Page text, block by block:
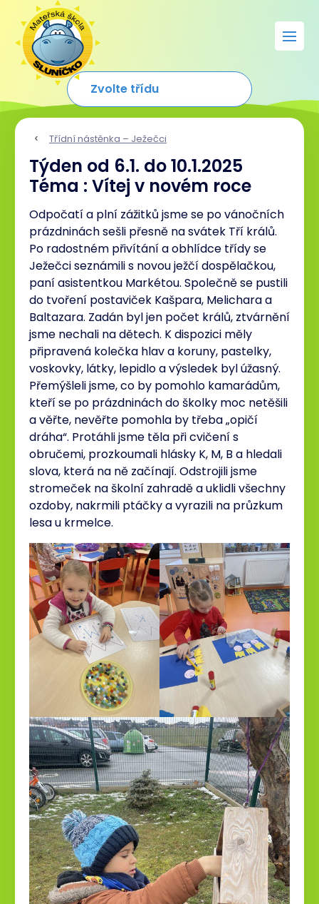
Třídní nástěnka – Ježečci
Týden od 6.1. do 10.1.2025
Téma : Vítej v novém roce
Odpočatí a plní zážitků jsme se po vánočních
prázdninách sešli přesně na svátek Tří králů.
Po radostném přivítání a obhlídce třídy se
Ježečci seznámili s novou ježčí dospělačkou,
paní asistentkou Markétou. Společně se pustili
do tvoření postaviček Kašpara, Melichara a
Baltazara. Zadán byl jen počet králů, ztvárnění
jsme nechali na dětech. K dispozici měly
připravená kolečka hlav a koruny, pastelky,
voskovky, látky, lepidlo a výsledek byl úžasný.
Přemýšleli jsme, co by pomohlo kamarádům,
kteří se po prázdninách do školky moc netěšili
a věřte, nevěřte pomohla by třeba „opičí
dráha“. Protáhli jsme těla při cvičení s
obručemi, prozkoumali hlásky K, M, B a hledali
slova, která na ně začínají. Odstrojili jsme
stromeček na školní zahradě a uklidli všechny
ozdoby, nakrmili ptáčky a vyrazili na průzkum
lesa u krmelce.